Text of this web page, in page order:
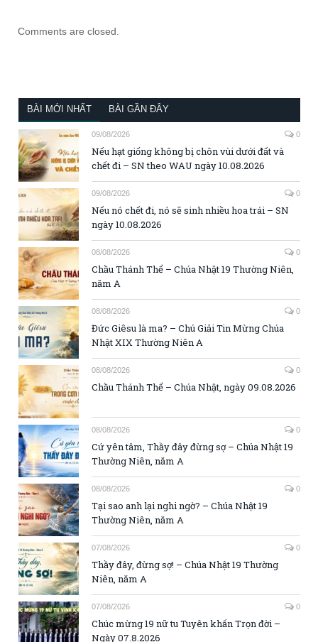
Comments are closed.
BÀI MỚI NHẤT BÀI GẦN ĐÂY
09/08/2026 0
Nếu hạt giống không bị chôn vùi dưới đất và
chết đi – SN theo WAU ngày 10.08.2026
09/08/2026 0
Nếu nó chết đi, nó sẽ sinh nhiều hoa trái – SN
ngày 10.08.2026
08/08/2026 0
Chầu Thánh Thể – Chúa Nhật 19 Thường Niên,
năm A
08/08/2026 0
Đức Giêsu là ma? – Chú Giải Tin Mừng Chúa
Nhật XIX Thường Niên A
08/08/2026 0
Chầu Thánh Thể – Chúa Nhật, ngày 09.08.2026
08/08/2026 0
Cứ yên tâm, Thầy đây đừng sợ – Chúa Nhật 19
Thường Niên, năm A
08/08/2026 0
Tại sao anh lại nghi ngờ? – Chúa Nhật 19
Thường Niên, năm A
07/08/2026 0
Thầy đây, đừng sợ! – Chúa Nhật 19 Thường
Niên, năm A
07/08/2026 0
Chúc mừng 19 nữ tu Tuyên khấn Trọn đời –
Ngày 07.8.2026